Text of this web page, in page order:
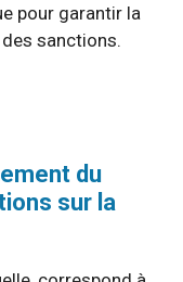
pour garantir la
sanctions.
du
sur la